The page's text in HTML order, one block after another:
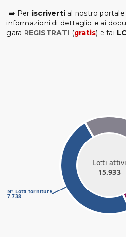
➡️ Per iscriverti al nostro
informazioni di dettaglio e ai
gara REGISTRATI (gratis) e fai
N° Lotti forniture
7.738
Lotti attivi
15.933